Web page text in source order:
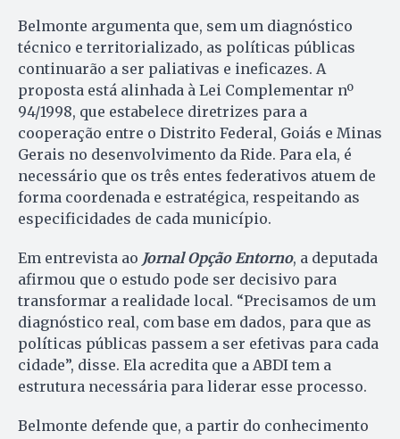
Belmonte argumenta que, sem um diagnóstico
técnico e territorializado, as políticas públicas
continuarão a ser paliativas e ineficazes. A
proposta está alinhada à Lei Complementar nº
94/1998, que estabelece diretrizes para a
cooperação entre o Distrito Federal, Goiás e Minas
Gerais no desenvolvimento da Ride. Para ela, é
necessário que os três entes federativos atuem de
forma coordenada e estratégica, respeitando as
especificidades de cada município.
Em entrevista ao Jornal Opção Entorno, a deputada
afirmou que o estudo pode ser decisivo para
transformar a realidade local. “Precisamos de um
diagnóstico real, com base em dados, para que as
políticas públicas passem a ser efetivas para cada
cidade”, disse. Ela acredita que a ABDI tem a
estrutura necessária para liderar esse processo.
Belmonte defende que, a partir do conhecimento